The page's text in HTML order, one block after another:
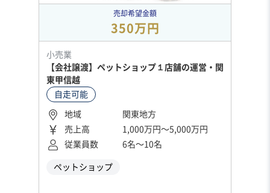
売却希望金額
350万円
小売業
【会社譲渡】ペットショップ１店舗の運営・関
東甲信越
自走可能
地域
関東地方
売上高
1,000万円〜5,000万円
従業員数
6名〜10名
ペットショップ